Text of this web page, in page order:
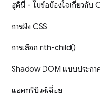
ฮูดินี่ - ไขข้อข้องใจเกี่ยวกับ
การฝัง CSS
การเลือก nth-child()
Shadow DOM แบบประกา
แอตทริบิวต์เฉื่อย